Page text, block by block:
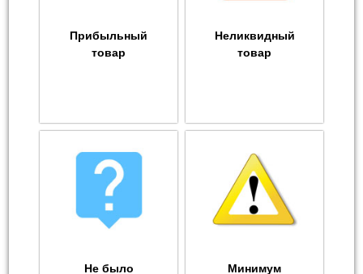
Прибыльный
товар
Неликвидный
товар
Не было Минимум